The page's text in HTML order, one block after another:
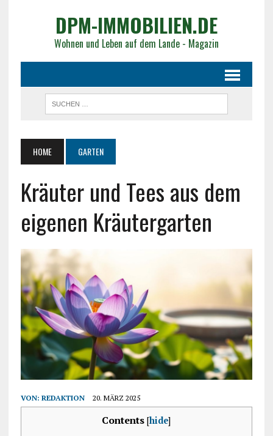
DPM-IMMOBILIEN.DE
Wohnen und Leben auf dem Lande - Magazin
HOME GARTEN
Kräuter und Tees aus dem
eigenen Kräutergarten
VON: REDAKTION 20. MÄRZ 2025
Contents [hide]